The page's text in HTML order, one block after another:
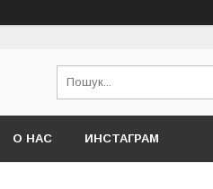
О НАС ИНСТАГРАМ